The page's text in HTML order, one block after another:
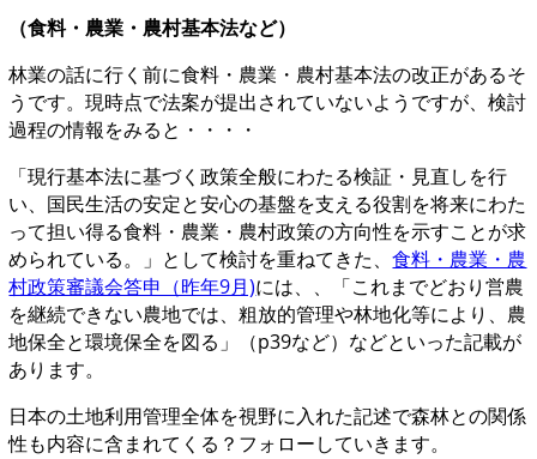
（食料・農業・農村基本法など）
林業の話に行く前に食料・農業・農村基本法の改正があるそ
うです。現時点で法案が提出されていないようですが、検討
過程の情報をみると・・・・
「現行基本法に基づく政策全般にわたる検証・見直しを行
い、国民生活の安定と安心の基盤を支える役割を将来にわた
って担い得る食料・農業・農村政策の方向性を示すことが求
められている。」として検討を重ねてきた、食料・農業・農
村政策審議会答申（昨年9月)には、、「これまでどおり営農
を継続できない農地では、粗放的管理や林地化等により、農
地保全と環境保全を図る」（p39など）などといった記載が
あります。
日本の土地利用管理全体を視野に入れた記述で森林との関係
性も内容に含まれてくる？フォローしていきます。